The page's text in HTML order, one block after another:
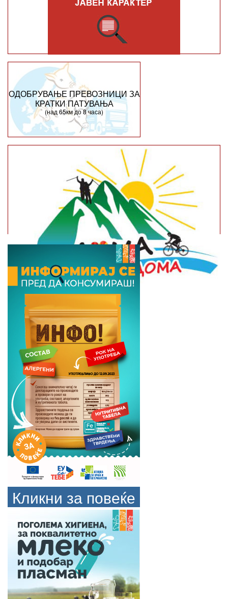
ОДОБРУВАЊЕ ПРЕВОЗНИЦИ ЗА
КРАТКИ ПАТУВАЊА
(над 65км до 8 часа)
Кликни за повеќе